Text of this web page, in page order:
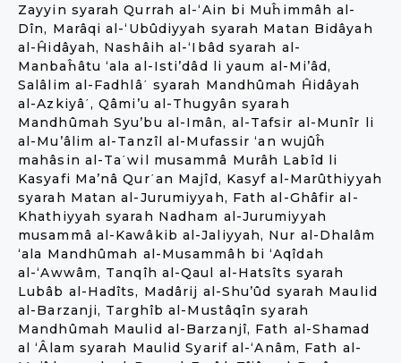
Zayyin syarah Qurrah al-‘Ain bi Muĥimmâh al-
Dîn, Marâqi al-‘Ubûdiyyah syarah Matan Bidâyah
al-Ĥidâyah, Nashâih al-‘Ibâd syarah al-
Manbaĥâtu ‘ala al-Isti’dâd li yaum al-Mi’âd,
Salâlim al-Fadhlâ΄ syarah Mandhûmah Ĥidâyah
al-Azkiyâ΄, Qâmi’u al-Thugyân syarah
Mandhûmah Syu’bu al-Imân, al-Tafsir al-Munîr li
al-Mu’âlim al-Tanzîl al-Mufassir ‘an wujûĥ
mahâsin al-Ta΄wil musammâ Murâh Labîd li
Kasyafi Ma’nâ Qur΄an Majîd, Kasyf al-Marûthiyyah
syarah Matan al-Jurumiyyah, Fath al-Ghâfir al-
Khathiyyah syarah Nadham al-Jurumiyyah
musammâ al-Kawâkib al-Jaliyyah, Nur al-Dhalâm
‘ala Mandhûmah al-Musammâh bi ‘Aqîdah
al-‘Awwâm, Tanqîh al-Qaul al-Hatsîts syarah
Lubâb al-Hadîts, Madârij al-Shu’ûd syarah Maulid
al-Barzanji, Targhîb al-Mustâqîn syarah
Mandhûmah Maulid al-Barzanjî, Fath al-Shamad
al ‘Âlam syarah Maulid Syarif al-‘Anâm, Fath al-